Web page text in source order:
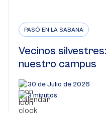
PASÓ EN LA SABANA
Vecinos
nuestro campus
30 de Julio de 2026
3 minutos